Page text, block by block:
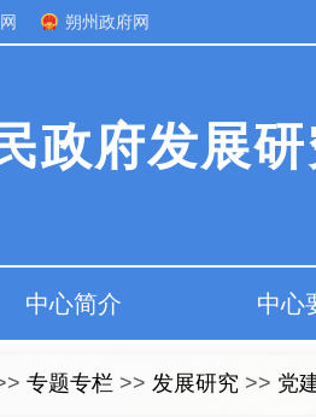
朔州政府网
政府发展
中心简介 中心
专题专栏 >> 发展研究 >> 党